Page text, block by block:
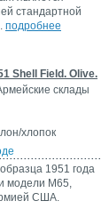
стандартной
подробнее
Shell Field. Olive.
склады
хлопок
1951 года
модели М65,
США.